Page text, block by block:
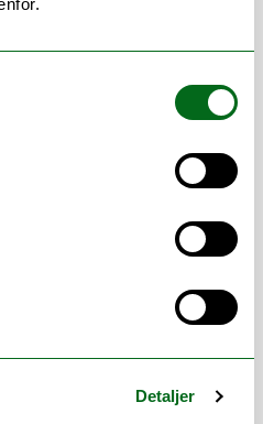
Detaljer
og May-Lill
phases, student